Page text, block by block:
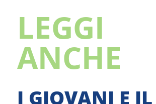
LEGGI
ANCHE
I GIOVANI E IL